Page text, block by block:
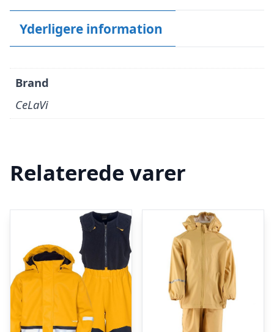
Yderligere information
Brand
CeLaVi
Relaterede varer